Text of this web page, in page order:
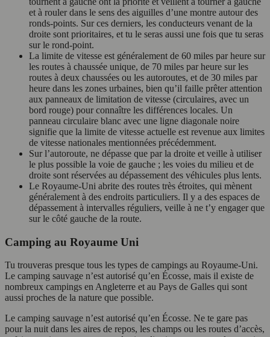
et à rouler dans le sens des aiguilles d’une montre autour des
ronds-points. Sur ces derniers, les conducteurs venant de la
droite sont prioritaires, et tu le seras aussi une fois que tu seras
sur le rond-point.
La limite de vitesse est généralement de 60 miles par heure sur
les routes à chaussée unique, de 70 miles par heure sur les
routes à deux chaussées ou les autoroutes, et de 30 miles par
heure dans les zones urbaines, bien qu’il faille prêter attention
aux panneaux de limitation de vitesse (circulaires, avec un
bord rouge) pour connaître les différences locales. Un
panneau circulaire blanc avec une ligne diagonale noire
signifie que la limite de vitesse actuelle est revenue aux limites
de vitesse nationales mentionnées précédemment.
Sur l’autoroute, ne dépasse que par la droite et veille à utiliser
le plus possible la voie de gauche ; les voies du milieu et de
droite sont réservées au dépassement des véhicules plus lents.
Le Royaume-Uni abrite des routes très étroites, qui mènent
généralement à des endroits particuliers. Il y a des espaces de
dépassement à intervalles réguliers, veille à ne t’y engager que
sur le côté gauche de la route.
Camping au Royaume Uni
Tu trouveras presque tous les types de campings au Royaume-Uni.
Le camping sauvage n’est autorisé qu’en Écosse, mais il existe de
nombreux campings en Angleterre et au Pays de Galles qui sont
aussi proches de la nature que possible.
Le camping sauvage n’est autorisé qu’en Écosse. Ne te gare pas
pour la nuit dans les aires de repos, les champs ou les routes d’accès,